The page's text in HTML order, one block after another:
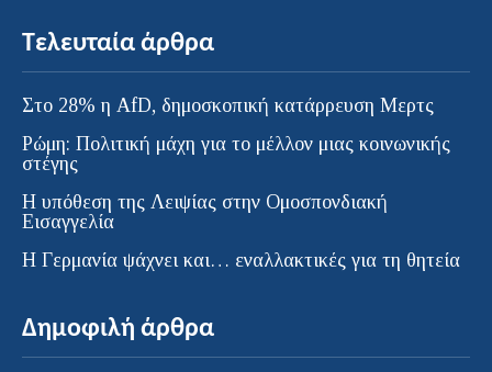
Τελευταία άρθρα
Στο 28% η AfD, δημοσκοπική κατάρρευση Μερτς
Ρώμη: Πολιτική μάχη για το μέλλον μιας κοινωνικής
στέγης
Η υπόθεση της Λειψίας στην Ομοσπονδιακή
Εισαγγελία
H Γερμανία ψάχνει και… εναλλακτικές για τη θητεία
Δημοφιλή άρθρα